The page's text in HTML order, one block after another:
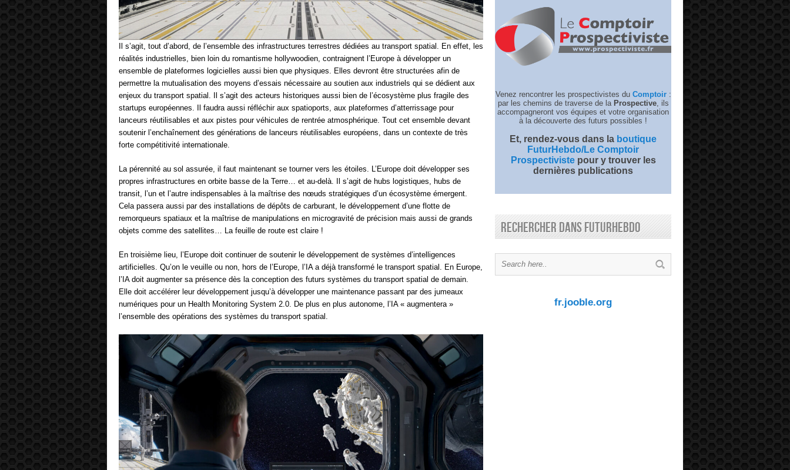
Il s’agit, tout d’abord, de l’ensemble des infrastructures terrestres dédiées au transport spatial. En effet, les
réalités industrielles, bien loin du romantisme hollywoodien, contraignent l’Europe à développer un
ensemble de plateformes logicielles aussi bien que physiques. Elles devront être structurées afin de
permettre la mutualisation des moyens d’essais nécessaire au soutien aux industriels qui se dédient aux
enjeux du transport spatial. Il s’agit des acteurs historiques aussi bien de l’écosystème plus fragile des
startups européennes. Il faudra aussi réfléchir aux spatioports, aux plateformes d’atterrissage pour
lanceurs réutilisables et aux pistes pour véhicules de rentrée atmosphérique. Tout cet ensemble devant
soutenir l’enchaînement des générations de lanceurs réutilisables européens, dans un contexte de très
forte compétitivité internationale.
La pérennité au sol assurée, il faut maintenant se tourner vers les étoiles. L’Europe doit développer ses
propres infrastructures en orbite basse de la Terre… et au-delà. Il s’agit de hubs logistiques, hubs de
transit, l’un et l’autre indispensables à la maîtrise des nœuds stratégiques d’un écosystème émergent.
Cela passera aussi par des installations de dépôts de carburant, le développement d’une flotte de
remorqueurs spatiaux et la maîtrise de manipulations en microgravité de précision mais aussi de grands
objets comme des satellites… La feuille de route est claire !
En troisième lieu, l’Europe doit continuer de soutenir le développement de systèmes d’intelligences
artificielles. Qu’on le veuille ou non, hors de l’Europe, l’IA a déjà transformé le transport spatial. En Europe,
l’IA doit augmenter sa présence dès la conception des futurs systèmes du transport spatial de demain.
Elle doit accélérer leur développement jusqu’à développer une maintenance passant par des jumeaux
numériques pour un Health Monitoring System 2.0. De plus en plus autonome, l’IA « augmentera »
l’ensemble des opérations des systèmes du transport spatial.
Venez rencontrer les prospectivistes du Comptoir :
par les chemins de traverse de la Prospective, ils
accompagneront vos équipes et votre organisation
à la découverte des futurs possibles !
Et, rendez-vous dans la boutique
FuturHebdo/Le Comptoir
Prospectivistepour y trouver les
dernières publications
Rechercher dans FuturHebdo
fr.jooble.org